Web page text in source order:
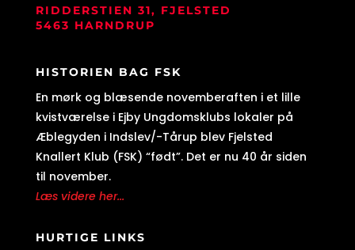
RIDDERSTIEN 31, FJELSTED
5463 HARNDRUP
HISTORIEN BAG FSK
En mørk og blæsende novemberaften i et lille
kvistværelse i Ejby Ungdomsklubs lokaler på
Æblegyden i Indslev/-Tårup blev Fjelsted
Knallert Klub (FSK) “født”. Det er nu 40 år siden
til november.
Læs videre her...
HURTIGE LINKS